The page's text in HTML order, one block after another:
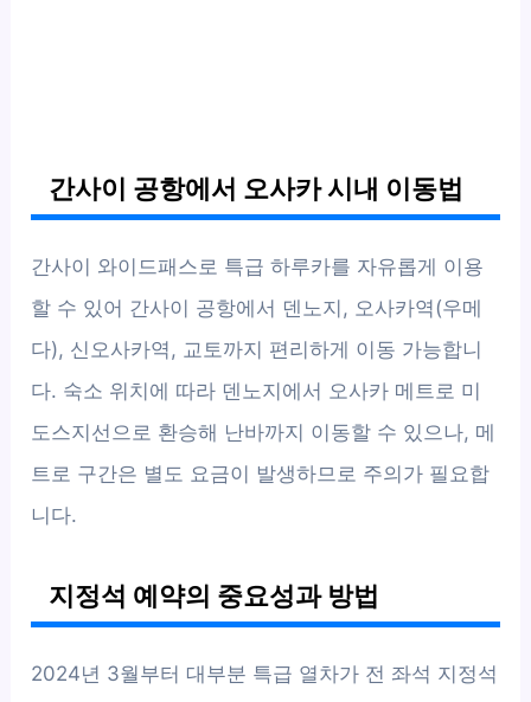
간사이 공항에서 오사카 시내 이동법
간사이 와이드패스로 특급 하루카를 자유롭게 이용
할 수 있어 간사이 공항에서 덴노지, 오사카역(우메
다), 신오사카역, 교토까지 편리하게 이동 가능합니
다. 숙소 위치에 따라 덴노지에서 오사카 메트로 미
도스지선으로 환승해 난바까지 이동할 수 있으나, 메
트로 구간은 별도 요금이 발생하므로 주의가 필요합
니다.
지정석 예약의 중요성과 방법
2024년 3월부터 대부분 특급 열차가 전 좌석 지정석